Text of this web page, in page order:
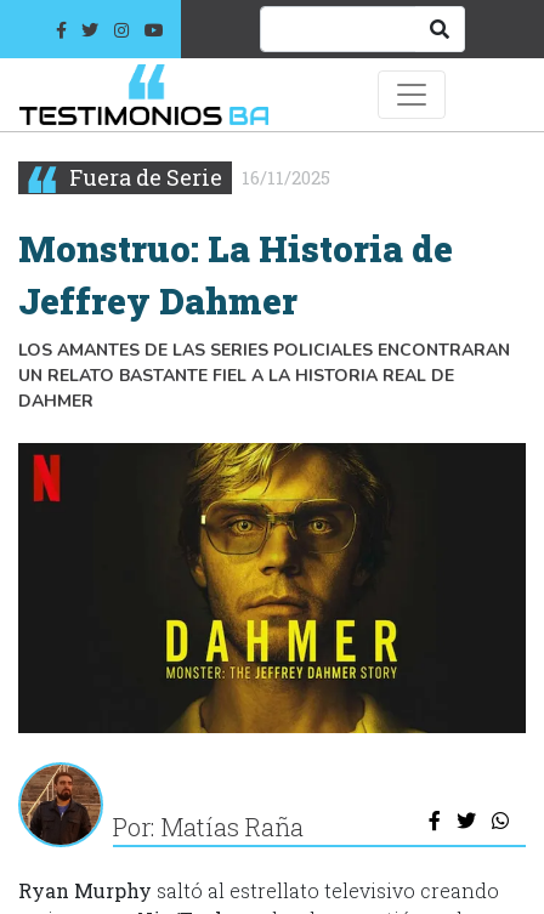
Fuera de Serie 16/11/2025
Monstruo: La Historia de
Jeffrey Dahmer
LOS AMANTES DE LAS SERIES POLICIALES ENCONTRARAN
UN RELATO BASTANTE FIEL A LA HISTORIA REAL DE
DAHMER
Por: Matías Raña
Ryan Murphy saltó al estrellato televisivo creando